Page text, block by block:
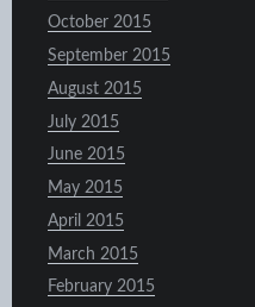
October 2015
September 2015
August 2015
July 2015
June 2015
May 2015
April 2015
March 2015
February 2015